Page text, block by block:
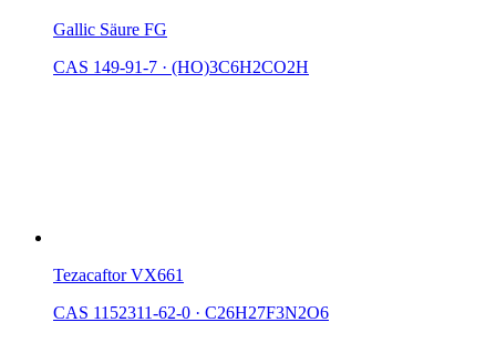
Gallic Säure FG
CAS 149-91-7 · (HO)3C6H2CO2H
Tezacaftor VX661
CAS 1152311-62-0 · C26H27F3N2O6